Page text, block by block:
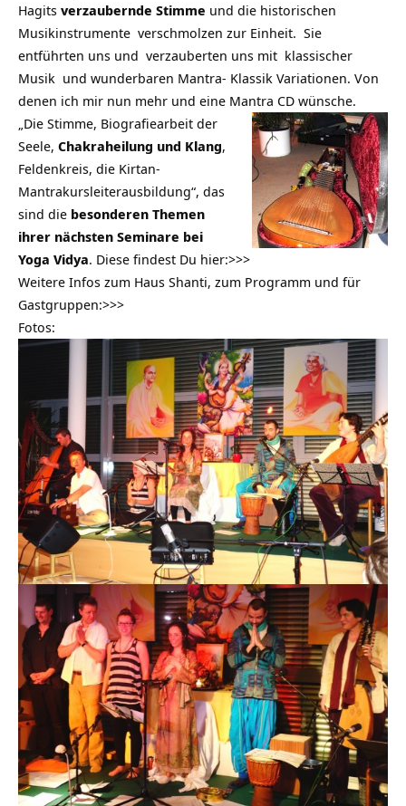
Hagits verzaubernde Stimme und die historischen
Musikinstrumente verschmolzen zur Einheit. Sie
entführten uns und verzauberten uns mit klassischer
Musik und wunderbaren Mantra- Klassik Variationen. Von
denen ich mir nun mehr und eine Mantra CD wünsche.
„Die Stimme, Biografiearbeit der
Seele, Chakraheilung und Klang,
Feldenkreis, die Kirtan-
Mantrakursleiterausbildung“, das
sind die besonderen Themen
ihrer nächsten Seminare bei
Yoga Vidya. Diese findest Du hier:>>>
Weitere Infos zum Haus Shanti, zum Programm und für
Gastgruppen:>>>
Fotos: